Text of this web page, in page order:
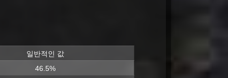
일반적인 값
46.5%